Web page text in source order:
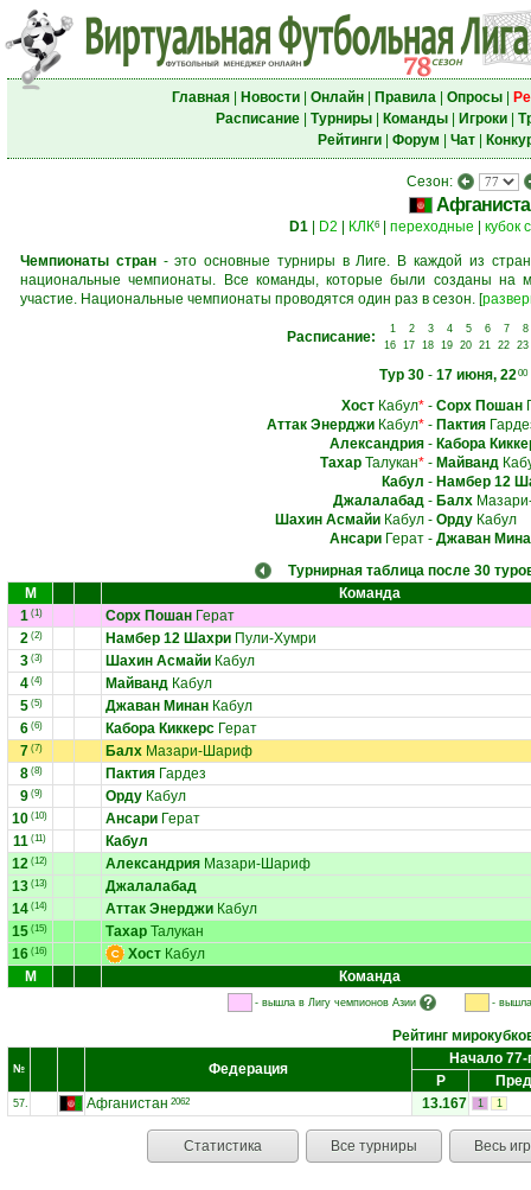
Главная| Новости| Онлайн| Правила| Опросы|
Расписание| Турниры| Команды| Игроки|
Рейтинги| Форум Чат|
Сезон:
D1 D2 КЛК6 переходные кубок
Чемпионаты стран- это основные турниры в Лиге. В каждой из
национальные чемпионаты. Все команды, которые были созданы на
участие. Национальные чемпионаты проводятся один раз в сезон. [
Расписание: 1 2 3 4 5 6 7
8
16
17 18 19 20 21 22 23
Тур 30- 17 июня, 2200
ХостКабул*- Сорх Пошан
Аттак ЭнерджиКабул*- Пактия
Александрия- Кабора
ТахарТалукан*- Майванд
Кабул - Намбер 12
Джалалабад- Балх
Шахин АсмайиКабул- ОрдуКабул
АнсариГерат- Джаван
Турнирная таблица после 30
М
Команда
1 (1) Сорх Пошан Герат
2 (2) Намбер 12 Шахри Пули-Хумри
3 (3) Шахин Асмайи Кабул
4 (4) Майванд Кабул
5 (5) Джаван Минан Кабул
6 (6) Кабора Киккерс Герат
7 (7) Балх Мазари-Шариф
8 (8) Пактия Гардез
9 (9) Орду Кабул
10 (10) Ансари Герат
11 (11)
Кабул
12 (12) Александрия Мазари-Шариф
13 (13)
Джалалабад
14 (14) Аттак Энерджи Кабул
15 (15) Тахар Талукан
16 (16) Хост Кабул
М
Команда
- вышла в Лигу чемпионов Азии - вышла
Рейтинг
№ Федерация
Начало 77-
Р
57. Афганистан 2062 13.167 1 1
Статистика Все турниры Весь